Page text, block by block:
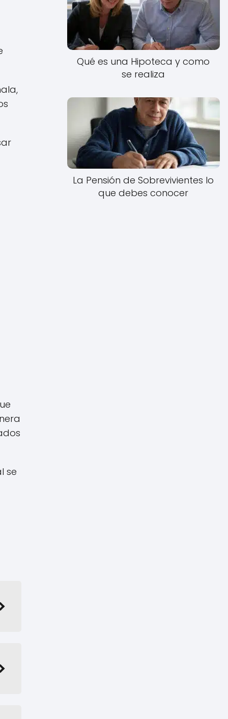
se
Qué es una Hipoteca y como
se realiza
La Pensión de Sobrevivientes lo
que debes conocer